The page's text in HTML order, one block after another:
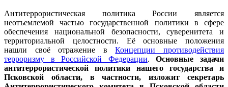
Антитеррористическая политика России является
неотъемлемой частью государственной политики в сфере
обеспечения национальной безопасности, суверенитета и
территориальной целостности. Её основные положения
нашли своё отражение вКонцепции противодействия
терроризму в Российской Федерации.Основные задачи
антитеррористической политики нашего государства и
Псковской области, в частности, изложит секретарь